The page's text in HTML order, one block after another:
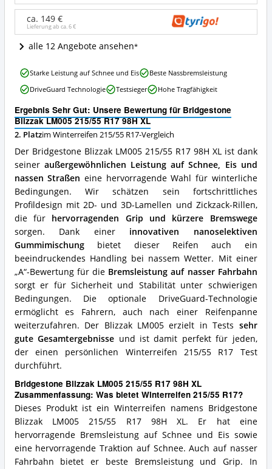
98H
Angebote:
Wo
ist
215/55
R17
erhältlich?
ca. 149 €
Lieferung ab ca.6 €
alle 12 Angebote ansehen
Ergebnis Sehr Gut: Unsere Bewertung für Bridgestone
Blizzak LM005 215/55 R17 98H XL
2. Platzim Winterreifen 215/55 R17-Vergleich
Der Bridgestone Blizzak LM005 215/55 R17 98H XL ist dank
seiner außergewöhnlichen Leistung auf Schnee, Eis und
nassen Straßen eine hervorragende Wahl für winterliche
Bedingungen. Wir schätzen sein fortschrittliches
Profildesign mit 2D- und 3D-Lamellen und Zickzack-Rillen,
die für hervorragenden Grip und kürzere Bremswege
sorgen. Dank einer innovativen nanoselektiven
Gummimischungbietet dieser Reifen auch ein
beeindruckendes Handling bei nassem Wetter. Mit einer
„A“-Bewertung für die Bremsleistung auf nasser Fahrbahn
sorgt er für Sicherheit und Stabilität unter schwierigen
Bedingungen. Die optionale DriveGuard-Technologie
ermöglicht es Fahrern, auch nach einer Reifenpanne
weiterzufahren. Der Blizzak LM005 erzielt in Tests sehr
gute Gesamtergebnisse und ist damit perfekt für jeden,
der einen persönlichen Winterreifen 215/55 R17 Test
durchführt.
Bridgestone Blizzak LM005 215/55 R17 98H XL
Zusammenfassung: Was bietet Winterreifen 215/55 R17?
Dieses Produkt ist ein Winterreifen namens Bridgestone
Blizzak LM005 215/55 R17 98H XL. Er hat eine
hervorragende Bremsleistung auf Schnee und Eis sowie
eine hervorragende Traktion auf Schnee. Auch auf nasser
Fahrbahn bietet er beste Bremsleistung und Grip. In
Bridgestone
Blizzak
LM005
R17
98H
XL
Vorteile:
Was
spricht
für
Winterreifen
215/55
R17?
Starke Leistung auf Schnee und Eis
Beste Nassbremsleistung
DriveGuard Technologie
Testsieger Hohe Tragfähigkeit